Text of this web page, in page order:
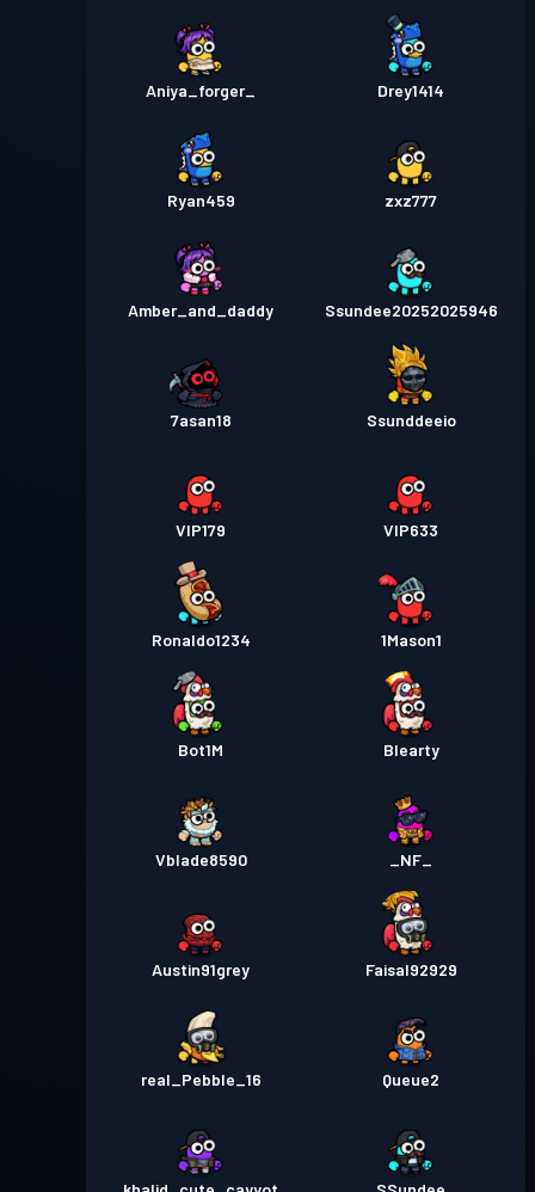
Aniya_forger_ Drey1414
Ryan459 zxz777
Amber_and_daddy Ssundee20252025946
7asan18 Ssunddeeio
VIP179 VIP633
Ronaldo1234 1Mason1
Bot1M Blearty
Vblade8590 _NF_
Austin91grey Faisal92929
real_Pebble_16 Queue2